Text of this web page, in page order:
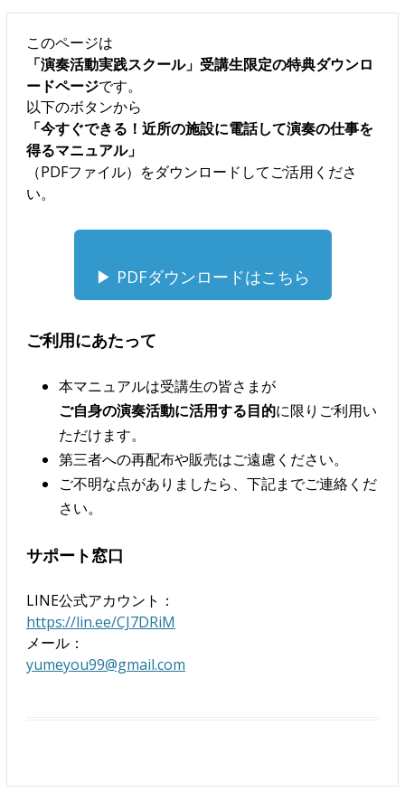
このページは
「演奏活動実践スクール」受講生限定の特典ダウンロ
ードページです。
以下のボタンから
「今すぐできる！近所の施設に電話して演奏の仕事を
得るマニュアル」
（PDFファイル）をダウンロードしてご活用くださ
い。
▶ PDFダウンロードはこちら
ご利用にあたって
本マニュアルは受講生の皆さまが
ご自身の演奏活動に活用する目的に限りご利用い
ただけます。
第三者への再配布や販売はご遠慮ください。
ご不明な点がありましたら、下記までご連絡くだ
さい。
サポート窓口
LINE公式アカウント：
https://lin.ee/CJ7DRiM
メール：
yumeyou99@gmail.com